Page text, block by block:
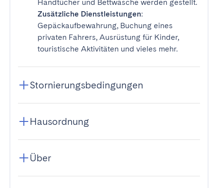
Handtücher und Bettwäsche werden gestellt.
Zusätzliche Dienstleistungen:
Gepäckaufbewahrung, Buchung eines
privaten Fahrers, Ausrüstung für Kinder,
touristische Aktivitäten und vieles mehr.
Stornierungsbedingungen
Hausordnung
Über